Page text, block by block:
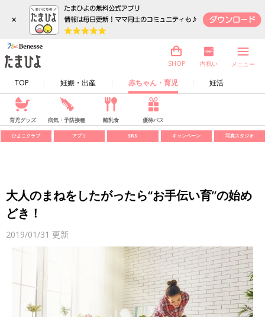
×
TOP 妊娠・出産 赤ちゃん・育児 妊活
SHOP 内祝い メニュー
育児グッズ 病気・予防接種 離乳食 優待パス
ひよこクラブ アプリ SNS キャンペーン 写真スタジオ
大人のまねをしたがったら“お手伝い育”の始め
どき！
2019/01/31 更新